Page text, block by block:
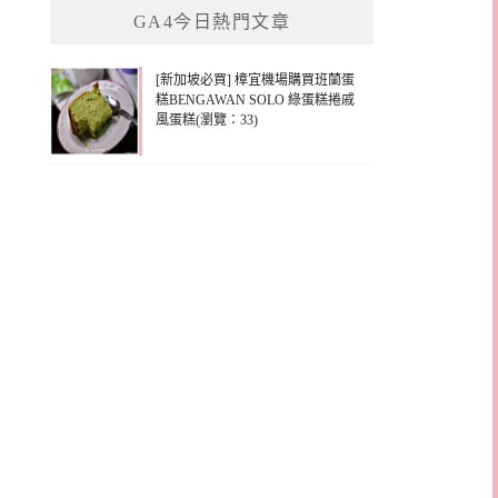
GA4今日熱門文章
[新加坡必買] 樟宜機場購買班蘭蛋
糕BENGAWAN SOLO 綠蛋糕捲戚
風蛋糕(瀏覽：33)